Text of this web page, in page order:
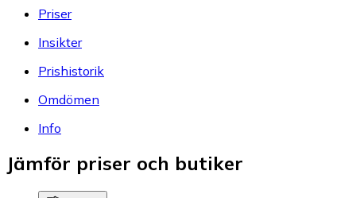
Priser
Insikter
Prishistorik
Omdömen
Info
Jämför priser och butiker